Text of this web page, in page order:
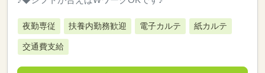
夜勤専従 扶養内勤務歓迎 電子カルテ 紙カルテ
交通費支給